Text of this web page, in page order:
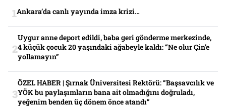
Ankara’da canlı yayında imza krizi…
Uygur anne deport edildi, baba geri gönderme merkezinde,
4 küçük çocuk 20 yaşındaki ağabeyle kaldı: “Ne olur Çin’e
yollamayın”
ÖZEL HABER | Şırnak Üniversitesi Rektörü: “Başsavcılık ve
YÖK bu paylaşımların bana ait olmadığını doğruladı,
yeğenim benden üç dönem önce atandı”